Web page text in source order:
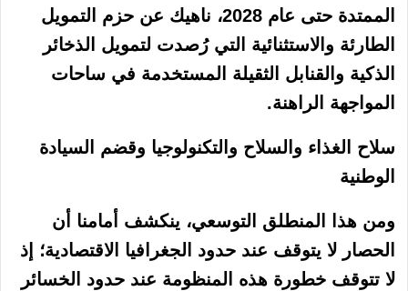
الممتدة حتى عام 2028، ناهيك عن حزم التمويل
الطارئة والاستثنائية التي رُصدت لتمويل الذخائر
الذكية والقنابل الثقيلة المستخدمة في ساحات
المواجهة الراهنة.
سلاح الغذاء والسلاح والتكنولوجيا وقضم السيادة
الوطنية
ومن هذا المنطلق التوسعي، ينكشف أمامنا أن
الحصار لا يتوقف عند حدود الجغرافيا الاقتصادية؛ إذ
لا تتوقف خطورة هذه المنظومة عند حدود الخسائر